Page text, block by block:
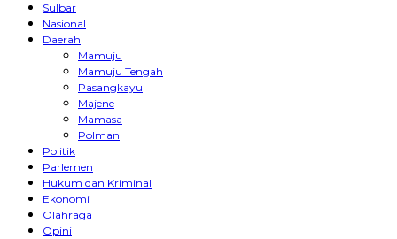
Sulbar
Nasional
Daerah
Mamuju
Mamuju Tengah
Pasangkayu
Majene
Mamasa
Polman
Politik
Parlemen
Hukum dan Kriminal
Ekonomi
Olahraga
Opini